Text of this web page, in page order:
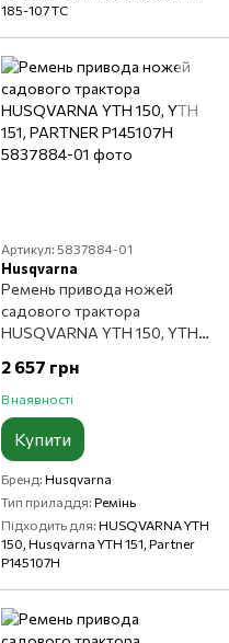
185-107 TC
Артикул: 5837884-01
Husqvarna
Ремень привода ножей
садового трактора
HUSQVARNA YTH 150, YTH
2 657 грн
В наявності
Купити
Бренд Husqvarna
Тип приладдя Ремінь
Підходить для HUSQVARNA YTH
150, Husqvarna YTH 151, Partner
P145107H